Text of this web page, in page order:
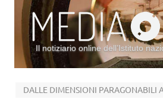
Il notiziario online dell’Istituto